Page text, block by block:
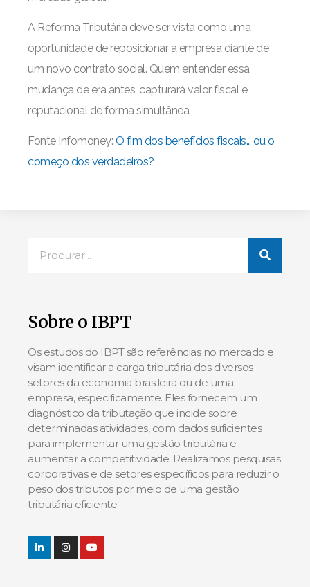
A Reforma Tributária deve ser vista como uma
oportunidade de reposicionar a empresa diante de
um novo contrato social. Quem entender essa
mudança de era antes, capturará valor fiscal e
reputacional de forma simultânea.
Fonte Infomoney: O fim dos benefícios fiscais… ou o
começo dos verdadeiros?
Sobre o IBPT
Os estudos do IBPT são referências no mercado e
visam identificar a carga tributária dos diversos
setores da economia brasileira ou de uma
empresa, especificamente. Eles fornecem um
diagnóstico da tributação que incide sobre
determinadas atividades, com dados suficientes
para implementar uma gestão tributária e
aumentar a competitividade. Realizamos pesquisas
corporativas e de setores específicos para reduzir o
peso dos tributos por meio de uma gestão
tributária eficiente.